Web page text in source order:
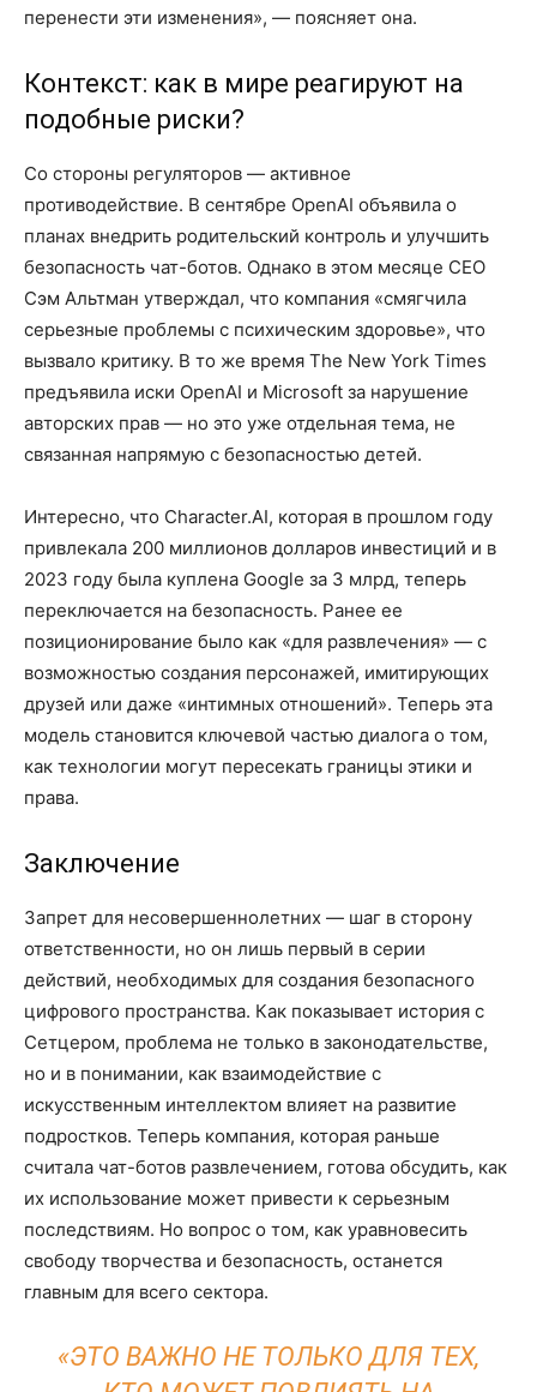
перенести эти изменения», — поясняет она.
Контекст: как в мире реагируют на
подобные риски?
Со стороны регуляторов — активное
противодействие. В сентябре OpenAI объявила о
планах внедрить родительский контроль и улучшить
безопасность чат-ботов. Однако в этом месяце CEO
Сэм Альтман утверждал, что компания «смягчила
серьезные проблемы с психическим здоровье», что
вызвало критику. В то же время The New York Times
предъявила иски OpenAI и Microsoft за нарушение
авторских прав — но это уже отдельная тема, не
связанная напрямую с безопасностью детей.
Интересно, что Character.AI, которая в прошлом году
привлекала 200 миллионов долларов инвестиций и в
2023 году была куплена Google за 3 млрд, теперь
переключается на безопасность. Ранее ее
позиционирование было как «для развлечения» — с
возможностью создания персонажей, имитирующих
друзей или даже «интимных отношений». Теперь эта
модель становится ключевой частью диалога о том,
как технологии могут пересекать границы этики и
права.
Заключение
Запрет для несовершеннолетних — шаг в сторону
ответственности, но он лишь первый в серии
действий, необходимых для создания безопасного
цифрового пространства. Как показывает история с
Сетцером, проблема не только в законодательстве,
но и в понимании, как взаимодействие с
искусственным интеллектом влияет на развитие
подростков. Теперь компания, которая раньше
считала чат-ботов развлечением, готова обсудить, как
их использование может привести к серьезным
последствиям. Но вопрос о том, как уравновесить
свободу творчества и безопасность, останется
главным для всего сектора.
«ЭТО ВАЖНО НЕ ТОЛЬКО ДЛЯ ТЕХ,